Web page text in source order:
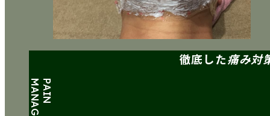
徹底した痛み対
PAIN